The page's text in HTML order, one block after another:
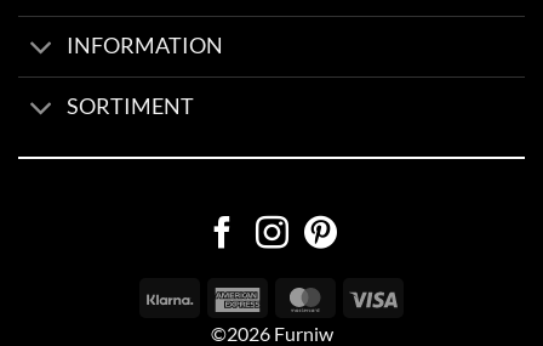
INFORMATION
SORTIMENT
©2026 Furniw